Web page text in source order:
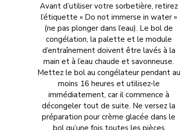
Avant d’utiliser votre sorbetière, retirez
l’étiquette « Do not immerse in water »
(ne pas plonger dans l’eau). Le bol de
congélation, la palette et le module
d’entraînement doivent être lavés à la
main et à l’eau chaude et savonneuse.
Mettez le bol au congélateur pendant au
moins 16 heures et utilisez-le
immédiatement, car il commence à
décongeler tout de suite. Ne versez la
préparation pour crème glacée dans le
bol qu’une fois toutes les pièces